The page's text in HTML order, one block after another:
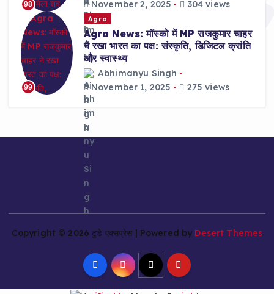
98
November 2, 2025
304 views
99
Agra
Agra News: मॉस्को में MP राजकुमार चाहर
ने रखा भारत का पक्ष: संस्कृति, डिजिटल क्रांति
और स्वास्थ्य
Abhimanyu Singh
November 1, 2025
275 views
Copyright © 2026 टुडे एक्सप्रेस | Powered by Desert Themes